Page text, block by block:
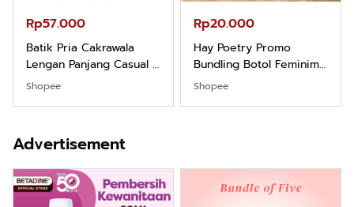
Rp57.000
Batik Pria Cakrawala
Lengan Panjang Casual -
Kemeja Batik Pria
Santai Slimfit Formal
Shopee
Rp20.000
Hay Poetry Promo
Bundling Botol Feminim
Care Perawatan
Hazelnut
Shopee
Advertisement